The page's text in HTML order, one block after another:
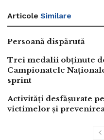
Articole Similare
Persoană dispărută
Trei medalii obținute
Campionatele
sprint
Activități desfășurate
victimelor și